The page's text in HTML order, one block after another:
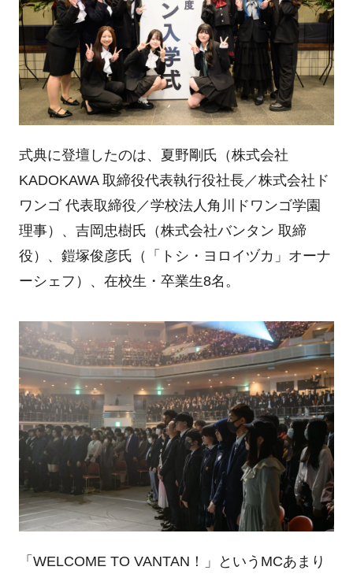
式典に登壇したのは、夏野剛氏（株式会社
KADOKAWA 取締役代表執行役社長／株式会社ド
ワンゴ 代表取締役／学校法人角川ドワンゴ学園
理事）、吉岡忠樹氏（株式会社バンタン 取締
役）、鎧塚俊彦氏（「トシ・ヨロイヅカ」オーナ
ーシェフ）、在校生・卒業生8名。
「WELCOME TO VANTAN！」というMCあまり